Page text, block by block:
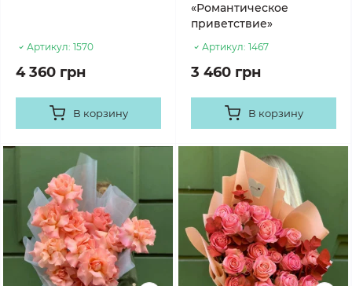
Артикул: 1570
4 360 грн
В корзину
«Романтическое
приветствие»
Артикул: 1467
3 460 грн
В корзину